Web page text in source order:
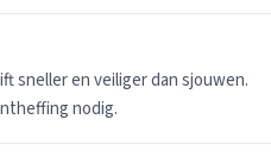
sneller en veiliger dan sjouwen.
nodig.